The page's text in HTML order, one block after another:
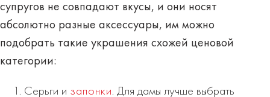
супругов не совпадают вкусы, и они носят
абсолютно разные аксессуары, им можно
подобрать такие украшения схожей ценовой
категории:
Серьги и запонки. Для дамы лучше выбрать